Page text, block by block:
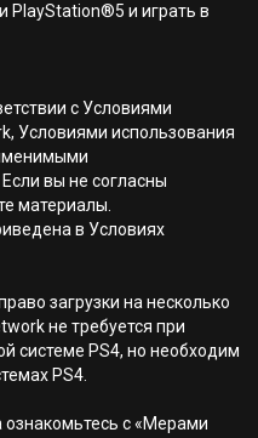
PlayStation®5 и играть в
с Условиями
Условиями использования
вы не согласны
материалы.
в Условиях
загрузки на несколько
не требуется при
системе PS4, но необходим
PS4.
с «Мерами